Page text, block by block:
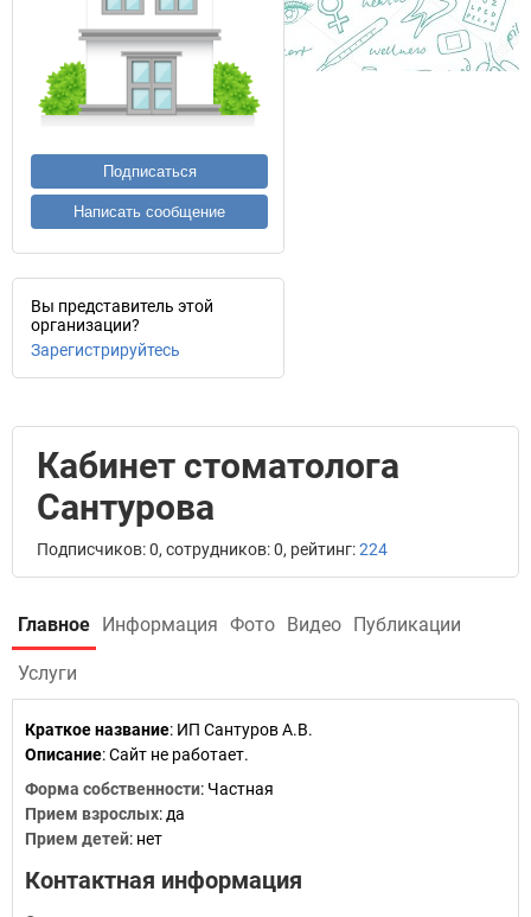
Подписаться
Написать сообщение
Вы представитель этой
организации?
Зарегистрируйтесь
Кабинет стоматолога
Сантурова
Подписчиков: 0, сотрудников: 0, рейтинг:224
Главное Информация Фото Видео Публикации
Услуги
Краткое название: ИП Сантуров А.В.
Описание: Сайт не работает.
Форма собственности: Частная
Прием взрослых: да
Прием детей: нет
Контактная информация